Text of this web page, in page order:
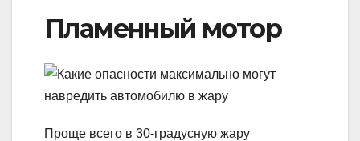
Пламенный мотор
Проще всего в 30-градусную жару